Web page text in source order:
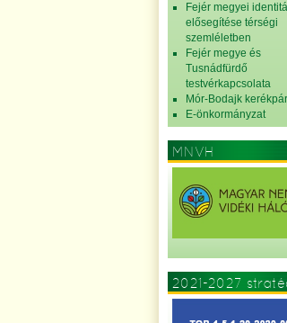
Fejér megyei
elősegítése térségi
szemléletben
Fejér megye és
Tusnádfürdő
testvérkapcsolata
Mór-Bodajk
E-önkormányzat
MNVH
2021-2027